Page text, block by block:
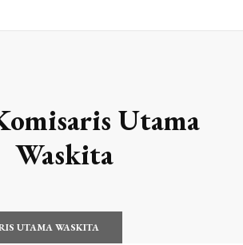
Utama
Waskita
UTAMA WASKITA